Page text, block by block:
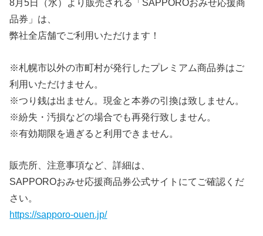
8月5日（水）より販売される「SAPPOROおみせ応援商
品券」は、
弊社全店舗でご利用いただけます！
※札幌市以外の市町村が発行したプレミアム商品券はご
利用いただけません。
※つり銭は出ません。現金と本券の引換は致しません。
※紛失・汚損などの場合でも再発行致しません。
※有効期限を過ぎると利用できません。
販売所、注意事項など、詳細は、
SAPPOROおみせ応援商品券公式サイトにてご確認くだ
さい。
https://sapporo-ouen.jp/